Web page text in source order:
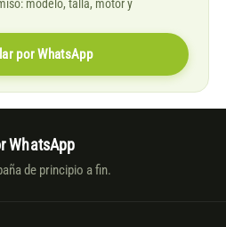
modelo, talla, motor y
por WhatsApp
WhatsApp
de principio a fin.